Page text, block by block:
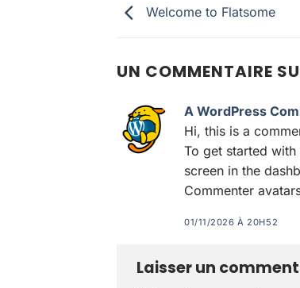
Welcome to Flatsome
UN COMMENTAIRE
A WordPress
Hi, this is a
To get started
screen in the
Commenter
01/11/2026 À 20H52
Laisser un